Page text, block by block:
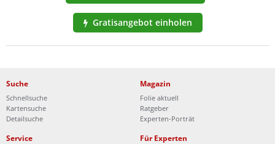
Gratisangebot einholen
Suche
Schnellsuche
Kartensuche
Detailsuche
Magazin
Folie aktuell
Ratgeber
Experten-Porträt
Service Für Experten